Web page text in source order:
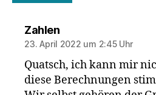
Zahlensagt:
23. April 2022 um 2:45 Uhr
Quatsch, ich kann mir
diese Berechnungen